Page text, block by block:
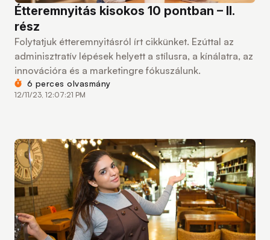
Étteremnyitás kisokos 10 pontban – II.
rész
Folytatjuk étteremnyitásról írt cikkünket. Ezúttal az
adminisztratív lépések helyett a stílusra, a kínálatra, az
innovációra és a marketingre fókuszálunk.
6 perces olvasmány
12/11/23, 12:07:21 PM